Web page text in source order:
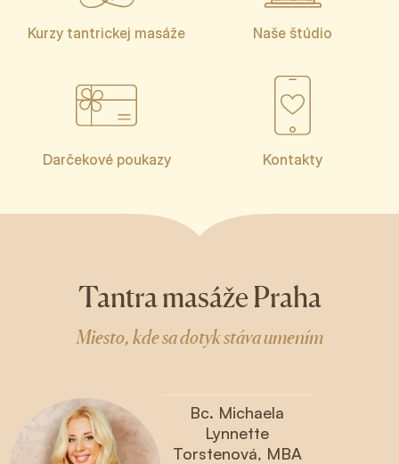
Kurzy tantrickej masáže Naše štúdio
Darčekové poukazy Kontakty
Tantra masáže Praha
Miesto, kde sa dotyk stáva umením
Bc. Michaela
Lynnette
Torstenová, MBA